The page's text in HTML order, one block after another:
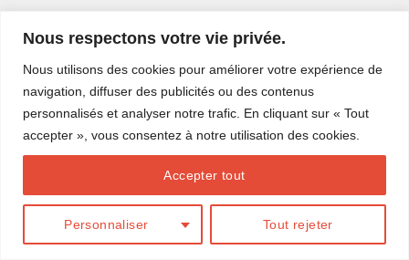
Nous respectons votre vie privée.
Nous utilisons des cookies pour améliorer votre expérience de
navigation, diffuser des publicités ou des contenus
personnalisés et analyser notre trafic. En cliquant sur « Tout
accepter », vous consentez à notre utilisation des cookies.
Personnaliser Tout rejeter
Accepter tout